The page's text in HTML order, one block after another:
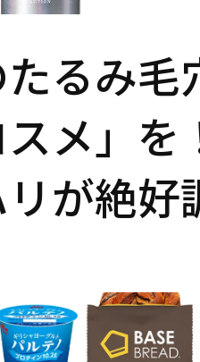
るみ毛
メ」を
が絶好